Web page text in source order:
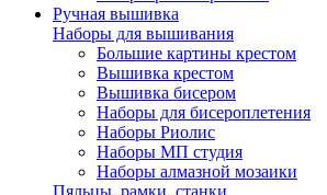
Ручная вышивка
Наборы для вышивания
Большие картины крестом
Вышивка крестом
Вышивка бисером
Наборы для бисероплетения
Наборы Риолис
Наборы МП студия
Наборы алмазной мозаики
Пяльцы, рамки, станки